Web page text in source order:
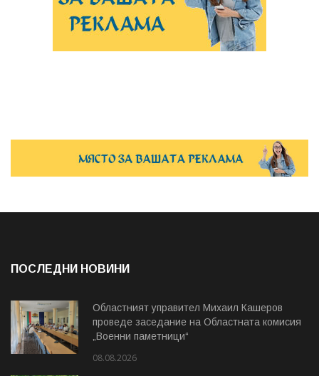
ПОСЛЕДНИ НОВИНИ
Областният управител Михаил Кашеров
проведе заседание на Областната комисия
„Военни паметници“
08.08.2026